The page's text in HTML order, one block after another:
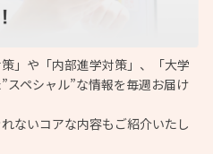
」や「内部進学対策」、「大学
スペシャル”な情報を毎週お届け
ないコアな内容もご紹介いたし